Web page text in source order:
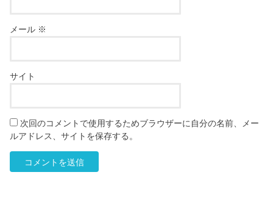
メール ※
サイト
次回のコメントで使用するためブラウザーに自分の名前、メー
ルアドレス、サイトを保存する。